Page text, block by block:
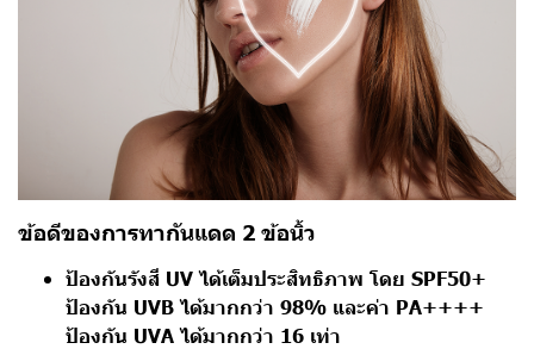
ข้อดีของการทากันแดด 2 ข้อนิ้ว
ป้องกันรังสี UV ได้เต็มประสิทธิภาพ โดย SPF50+
ป้องกัน UVB ได้มากกว่า 98% และค่า PA++++
ป้องกัน UVA ได้มากกว่า 16 เท่า